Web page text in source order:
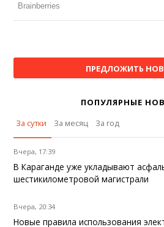
ПРЕДЛОЖИТЬ
ПОПУЛЯРНЫЕ
За сутки
За месяц За год
Вчера, 17:39
В Караганде уже укладывают
шестикилометровой магистрали
Вчера, 20:34
Новые правила использования